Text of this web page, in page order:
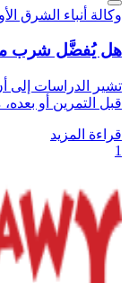
وكالة أنباء الشرق
هل يُفضَّل شرب
تشير الدراسات إلى
قبل التمرين أو
قراءة المزيد
1